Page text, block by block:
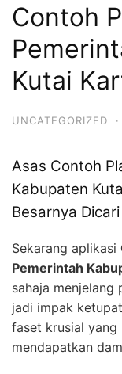
Contoh
Kutai
UNCATEGORIZED ·
Asas Contoh
Kabupaten
Besarnya Dicari
Sekarang aplikasi
Pemerintah
sahaja menjelang
jadi impak
faset krusial
mendapatkan